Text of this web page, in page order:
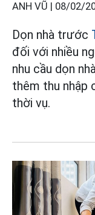
ANH VŨ | 08/02/
Dọn nhà trước
đối với nhiều
nhu cầu dọn
thêm thu nhập
thời vụ.